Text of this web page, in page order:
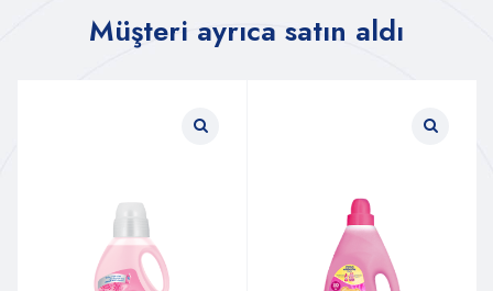
Müşteri ayrıca satın aldı